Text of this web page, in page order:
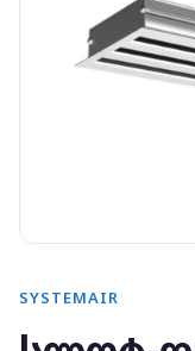
SYSTEMAIR